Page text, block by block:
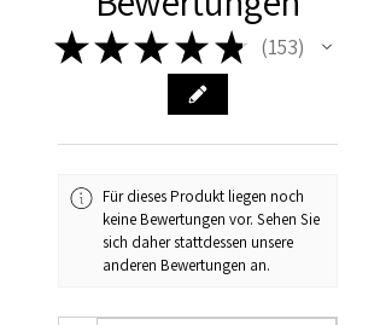
★★★ ★ ★ 153
153
Für dieses Produkt liegen noch
keine Bewertungen vor. Sehen Sie
sich daher stattdessen unsere
anderen Bewertungen an.